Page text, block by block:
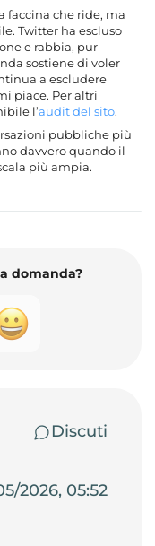
faccina che ride, ma
Twitter ha escluso
e rabbia, pur
sostiene di voler
a escludere
piace. Per altri
l’audit del sito.
pubbliche più
davvero quando il
più ampia.
domanda?
Discuti
2026, 05:52